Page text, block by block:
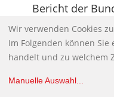
Bericht der
Wenn es
beherrschbar
Wäre Thomas
hätte wohl
Wir verwenden Cookies
Im Folgenden können Sie
handelt und zu welchem
Manuelle Auswahl...